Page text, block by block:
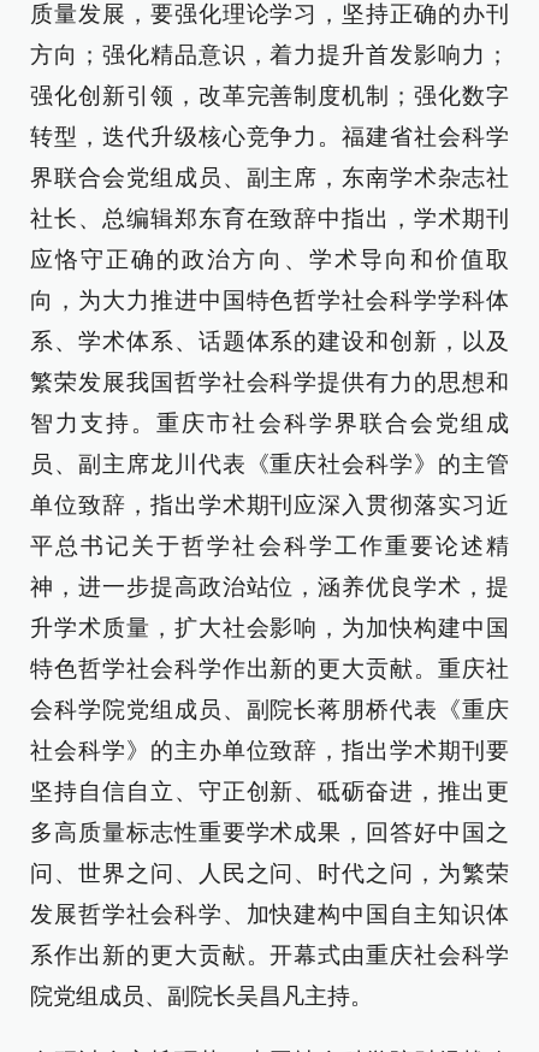
质量发展，要强化理论学习，坚持正确的办刊
方向；强化精品意识，着力提升首发影响力；
强化创新引领，改革完善制度机制；强化数字
转型，迭代升级核心竞争力。福建省社会科学
界联合会党组成员、副主席，东南学术杂志社
社长、总编辑郑东育在致辞中指出，学术期刊
应恪守正确的政治方向、学术导向和价值取
向，为大力推进中国特色哲学社会科学学科体
系、学术体系、话题体系的建设和创新，以及
繁荣发展我国哲学社会科学提供有力的思想和
智力支持。重庆市社会科学界联合会党组成
员、副主席龙川代表《重庆社会科学》的主管
单位致辞，指出学术期刊应深入贯彻落实习近
平总书记关于哲学社会科学工作重要论述精
神，进一步提高政治站位，涵养优良学术，提
升学术质量，扩大社会影响，为加快构建中国
特色哲学社会科学作出新的更大贡献。重庆社
会科学院党组成员、副院长蒋朋桥代表《重庆
社会科学》的主办单位致辞，指出学术期刊要
坚持自信自立、守正创新、砥砺奋进，推出更
多高质量标志性重要学术成果，回答好中国之
问、世界之问、人民之问、时代之问，为繁荣
发展哲学社会科学、加快建构中国自主知识体
系作出新的更大贡献。开幕式由重庆社会科学
院党组成员、副院长吴昌凡主持。